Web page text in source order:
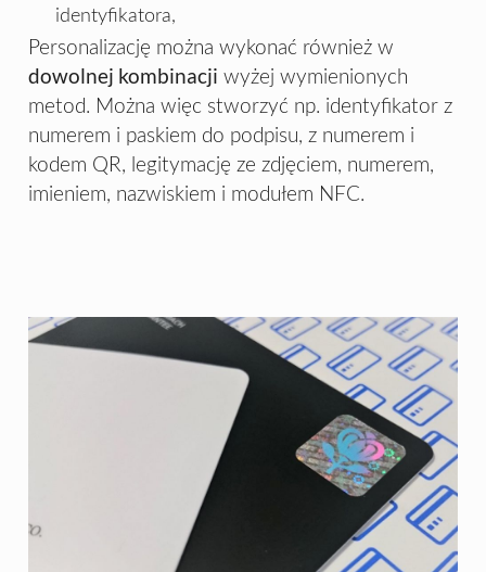
identyfikatora,
Personalizację można wykonać również w
dowolnej kombinacji wyżej wymienionych
metod. Można więc stworzyć np. identyfikator z
numerem i paskiem do podpisu, z numerem i
kodem QR, legitymację ze zdjęciem, numerem,
imieniem, nazwiskiem i modułem NFC.